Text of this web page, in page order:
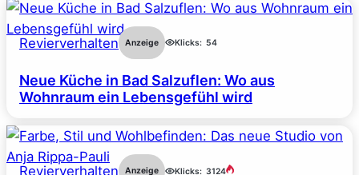
Revierverhalten Anzeige Klicks: 54
Neue Küche in Bad Salzuflen: Wo aus
Wohnraum ein Lebensgefühl wird
Revierverhalten Anzeige Klicks: 3124